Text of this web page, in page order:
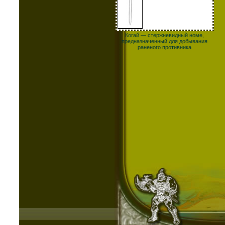
Когай — стержневидный номе,
предназначенный для добывания
раненого противника